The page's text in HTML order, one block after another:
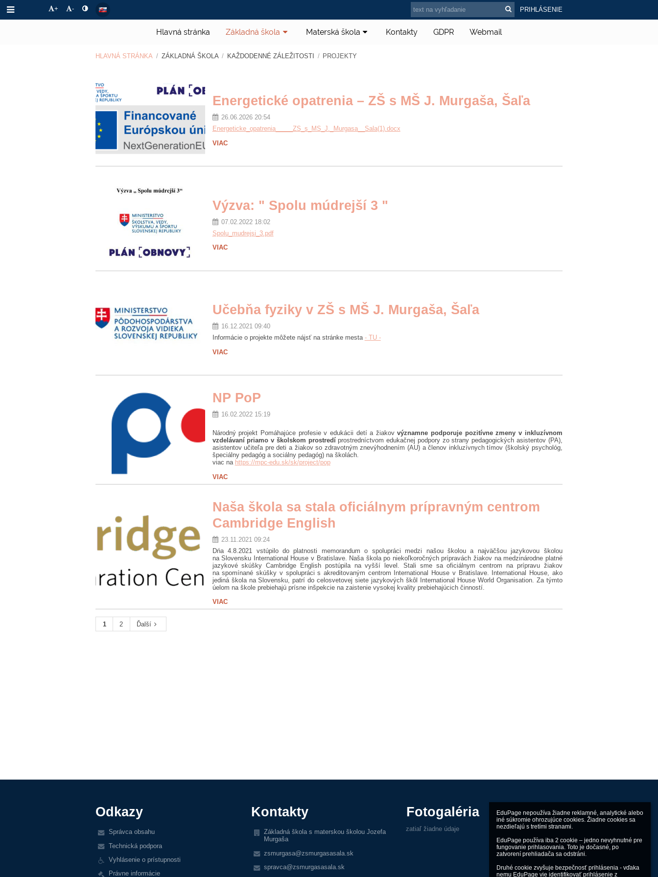
EduPage nepoužíva žiadne reklamné, analytické alebo
iné súkromie ohrozujúce cookies. Žiadne cookies sa
nezdieľajú s tretími stranami.
EduPage používa iba 2 cookie – jedno nevyhnutné pre
fungovanie prihlasovania. Toto je dočasné, po
zatvorení prehliadača sa odstráni.
Druhé cookie zvyšuje bezpečnosť prihlásenia - vďaka
nemu EduPage vie identifikovať prihlásenie z
+ - PRIHLÁSENIE
Hlavná stránka Základná škola Materská škola Kontakty GDPR Webmail
HLAVNÁ STRÁNKA / ZÁKLADNÁ ŠKOLA / KAŽDODENNÉ ZÁLEŽITOSTI / PROJEKTY
Energetické opatrenia – ZŠ s MŠ J. Murgaša, Šaľa
26.06.2026 20:54
Energeticke_opatrenia_____ZS_s_MS_J._Murgasa__Sala(1).docx
VIAC
Výzva: " Spolu múdrejší 3 "
07.02.2022 18:02
Spolu_mudrejsi_3.pdf
VIAC
Učebňa fyziky v ZŠ s MŠ J. Murgaša, Šaľa
16.12.2021 09:40
Informácie o projekte môžete nájsť na stránke mesta - TU -
VIAC
NP PoP
16.02.2022 15:19
Národný projekt Pomáhajúce profesie v edukácii detí a žiakovvýznamne podporuje pozitívne zmeny v inkluzívnom
vzdelávaní priamo v školskom prostredíprostredníctvom edukačnej podpory zo strany pedagogických asistentov (PA),
asistentov učiteľa pre deti a žiakov so zdravotným znevýhodnením (AU) a členov inkluzívnych tímov (školský psychológ,
špeciálny pedagóg a sociálny pedagóg) na školách.
viac na https://mpc-edu.sk/sk/project/pop
VIAC
Naša škola sa stala oficiálnym prípravným centrom
Cambridge English
23.11.2021 09:24
Dńa 4.8.2021 vstúpilo do platnosti memorandum o spolupráci medzi našou školou a najväčšou jazykovou školou
na Slovensku International House v Bratislave. Naša škola po niekoľkoročných prípravách žiakov na medzinárodne platné
jazykové skúšky Cambridge English postúpila na vyšší level. Stali sme sa oficiálnym centrom na prípravu žiakov
na spomínané skúšky v spolupráci s akreditovaným centrom International House v Bratislave. International House, ako
jediná škola na Slovensku, patrí do celosvetovej siete jazykových škôl International House World Organisation. Za týmto
úelom na škole prebiehajú prísne inšpekcie na zaistenie vysokej kvality prebiehajúcich činností.
VIAC
1 2 Ďalší
Odkazy
Správca obsahu
Technická podpora
Vyhlásenie o prístupnosti
Právne informácie
Kontakty
Základná škola s materskou školou Jozefa
Murgaša
zsmurgasa@zsmurgasasala.sk
spravca@zsmurgasasala.sk
Fotogaléria
zatiaľ žiadne údaje